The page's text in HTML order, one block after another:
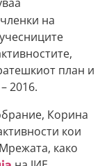
на
план и
2016.
Корина
кои
како